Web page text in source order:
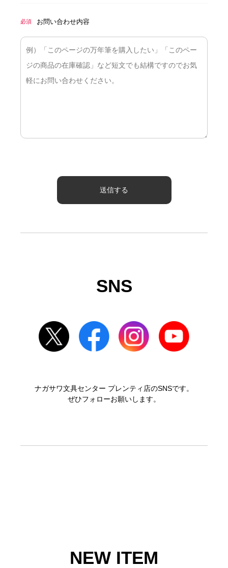
必須 お問い合わせ内容
SNS
ナガサワ文具センター プレンティ店のSNSです。
ぜひフォローお願いします。
NEW ITEM